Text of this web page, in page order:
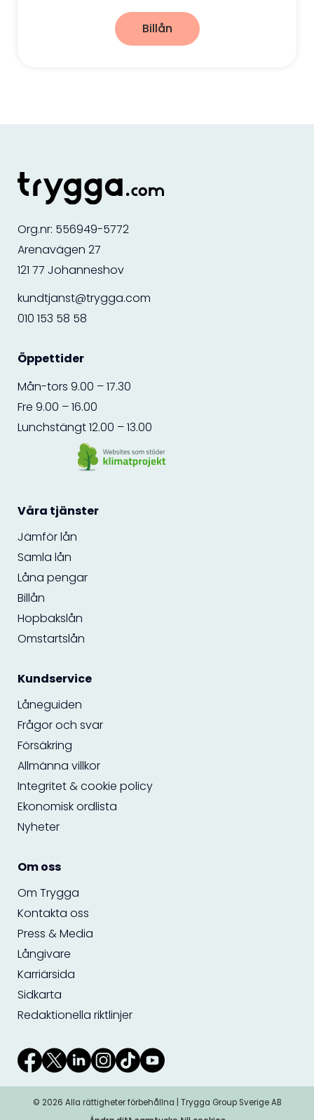
Billån
Org.nr: 556949-5772
Arenavägen 27
121 77 Johanneshov
kundtjanst@trygga.com
010 153 58 58
Öppettider
Mån-tors 9.00 – 17.30
Fre 9.00 – 16.00
Lunchstängt 12.00 – 13.00
Våra tjänster
Jämför lån
Samla lån
Låna pengar
Billån
Hopbakslån
Omstartslån
Kundservice
Låneguiden
Frågor och svar
Försäkring
Allmänna villkor
Integritet & cookie policy
Ekonomisk ordlista
Nyheter
Om oss
Om Trygga
Kontakta oss
Press & Media
Långivare
Karriärsida
Sidkarta
Redaktionella riktlinjer
© 2026 Alla rättigheter förbehållna | Trygga Group Sverige AB